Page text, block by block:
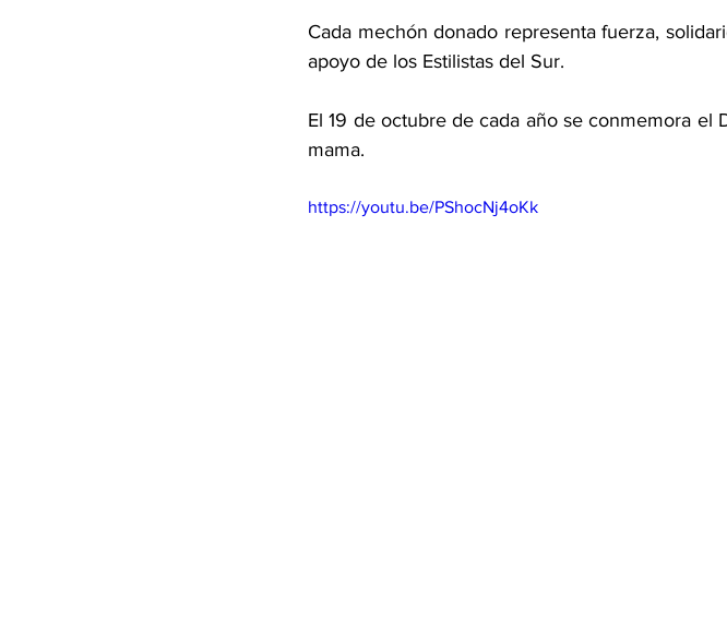
Cada mechón donado representa fuerza,
apoyo de los Estilistas del Sur.
El 19 de octubre de cada año se conmemora el
mama.
https://youtu.be/PShocNj4oKk